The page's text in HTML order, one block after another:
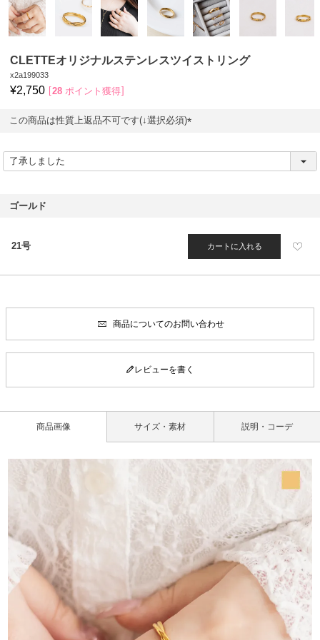
CLETTEオリジナルステンレスツイストリング
x2a199033
¥2,750 28 ポイント獲得
この商品は性質上返品不可です(↓選択必須)
必
ゴールド
21号 カートに入れる
商品についてのお問い合わせ
レビューを書く
商品画像 サイズ・素材 説明・コーデ